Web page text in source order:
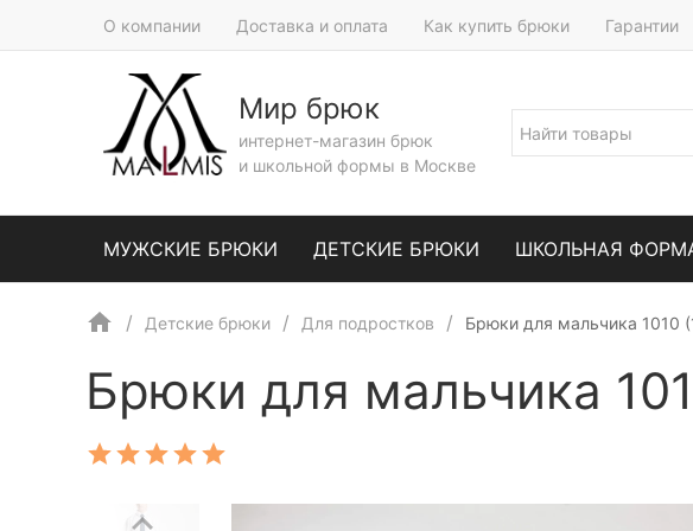
О компании Доставка и оплата Как купить брюки Гарантии
Мир брюк
интернет-магазин брюк
и школьной формы в Москве
МУЖСКИЕ БРЮКИ ДЕТСКИЕ БРЮКИ ШКОЛЬНАЯ
Детские брюки Для подростков Брюки для мальчика 1010
Брюки для мальчика